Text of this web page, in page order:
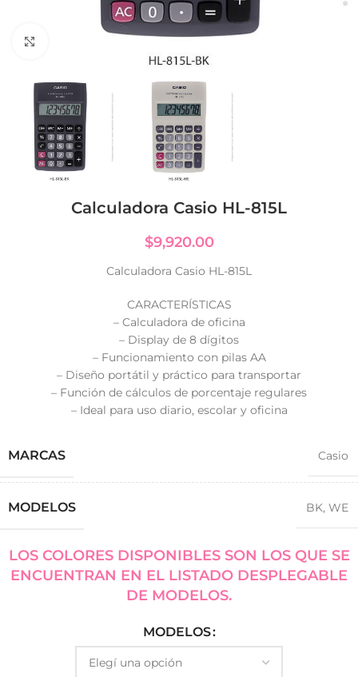
Calculadora Casio HL-815L
$9,920.00
Calculadora Casio HL-815L
CARACTERÍSTICAS
– Calculadora de oficina
– Display de 8 dígitos
– Funcionamiento con pilas AA
– Diseño portátil y práctico para transportar
– Función de cálculos de porcentaje regulares
– Ideal para uso diario, escolar y oficina
MARCAS Casio
MODELOS BK, WE
LOS COLORES DISPONIBLES SON LOS QUE SE
ENCUENTRAN EN EL LISTADO DESPLEGABLE
DE MODELOS.
MODELOS